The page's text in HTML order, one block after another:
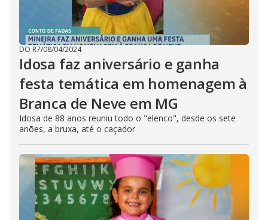
DO R7/08/04/2024
Idosa faz aniversário e ganha
festa temática em homenagem à
Branca de Neve em MG
Idosa de 88 anos reuniu todo o "elenco", desde os sete
anões, a bruxa, até o caçador